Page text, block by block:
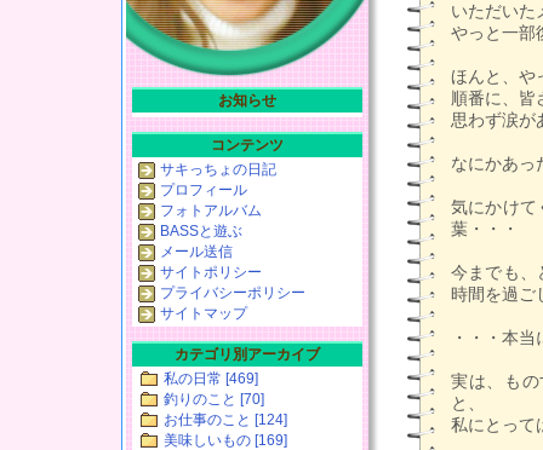
いただいた
やっと一部
ほんと、や
順番に、
思わず涙が
なにかあっ
気にかけて
葉・・・
今までも、
時間を過ご
・・・本
実は、も
と、
私にとって
お知らせ
コンテンツ
サキっちょの日記
プロフィール
フォトアルバム
BASSと遊ぶ
メール送信
サイトポリシー
プライバシーポリシー
サイトマップ
カテゴリ別アーカイブ
私の日常 [469]
釣りのこと [70]
お仕事のこと [124]
美味しいもの [169]